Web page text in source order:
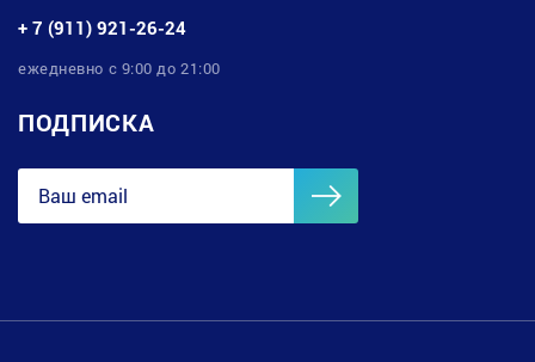
+ 7 (911) 921-26-24
ежедневно с 9:00 до 21:00
ПОДПИСКА